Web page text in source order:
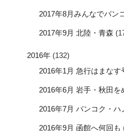
2017年8月みんなでバン
2017年9月 北陸・青森
2016年 (132)
2016年1月 急行はまなす
2016年6月 岩手・秋田を
2016年7月 バンコク・ハ
2016年9月 函館へ何回も